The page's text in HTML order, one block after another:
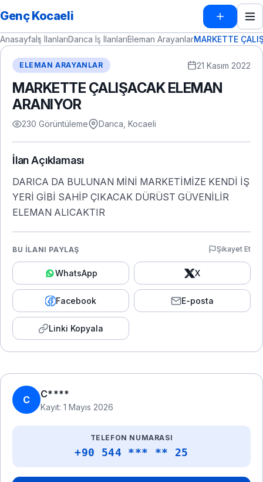
Genç Kocaeli
Anasayfaİş İlanlarıDarıca İş İlanlarıEleman ArayanlarMARKETTE
ELEMAN ARAYANLAR 21 Kasım 2022
MARKETTE ÇALIŞACAK ELEMAN
ARANIYOR
230 Görüntüleme Darıca, Kocaeli
İlan Açıklaması
DARICA DA BULUNAN MİNİ MARKETİMİZE KENDİ İŞ
YERİ GİBİ SAHİP ÇIKACAK DÜRÜST GÜVENİLİR
ELEMAN ALICAKTIR
BU İLANI PAYLAŞ Şikayet Et
WhatsApp X
Facebook E-posta
Linki Kopyala
C
C****
Kayıt: 1 Mayıs 2026
TELEFON NUMARASI
+90 544 *** ** 25